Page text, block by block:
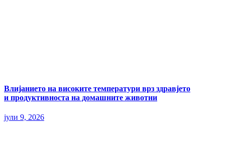
Влијанието на високите температури врз здравјето
и продуктивноста на домашните животни
јули 9, 2026